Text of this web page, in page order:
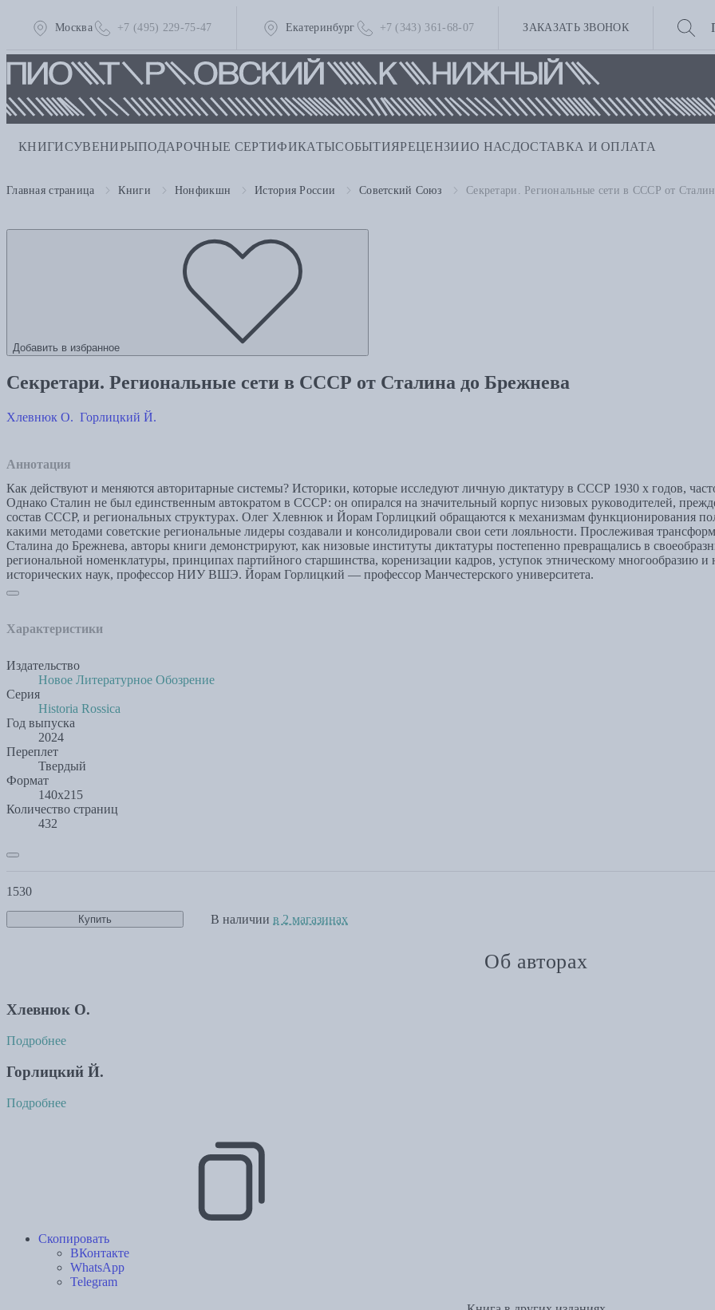
Москва +7 (495) 229-75-47 Екатеринбург +7 (343) 361-68-07 ЗАКАЗАТЬ ЗВОНОК
КНИГИСУВЕНИРЫПОДАРОЧНЫЕ СЕРТИФИКАТЫСОБЫТИЯРЕЦЕНЗИИО НАС ДОСТАВКА И ОПЛАТА
Главная страница Книги Нонфикшн История России Советский Союз Секретари. Региональные сети в СССР от
Добавить в избранное
Секретари. Региональные сети в СССР от Сталина до Брежнева
Хлевнюк О. Горлицкий Й.
Аннотация
Как действуют и меняются авторитарные системы? Историки, которые исследуют личную диктатуру в СССР 1930 х годов,
Однако Сталин не был единственным автократом в СССР: он опирался на значительный корпус низовых руководителей,
состав СССР, и региональных структурах. Олег Хлевнюк и Йорам Горлицкий обращаются к механизмам функционирования
какими методами советские региональные лидеры создавали и консолидировали свои сети лояльности. Прослеживая
Сталина до Брежнева, авторы книги демонстрируют, как низовые институты диктатуры постепенно превращались в
региональной номенклатуры, принципах партийного старшинства, коренизации кадров, уступок этническому
исторических наук, профессор НИУ ВШЭ. Йорам Горлицкий — профессор Манчестерского университета.
Характеристики
Издательство
Новое Литературное Обозрение
Серия
Historia Rossica
Год выпуска
2024
Переплет
Твердый
Формат
140x215
Количество страниц
432
1530
Купить В наличии в 2 магазинах
Об авторах
Хлевнюк О.
Подробнее
Горлицкий Й.
Подробнее
Скопировать
ВКонтакте
WhatsApp
Telegram